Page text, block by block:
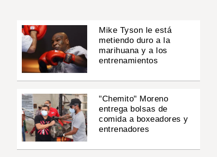
Mike Tyson le está
metiendo duro a la
marihuana y a los
entrenamientos
"Chemito" Moreno
entrega bolsas de
comida a boxeadores y
entrenadores